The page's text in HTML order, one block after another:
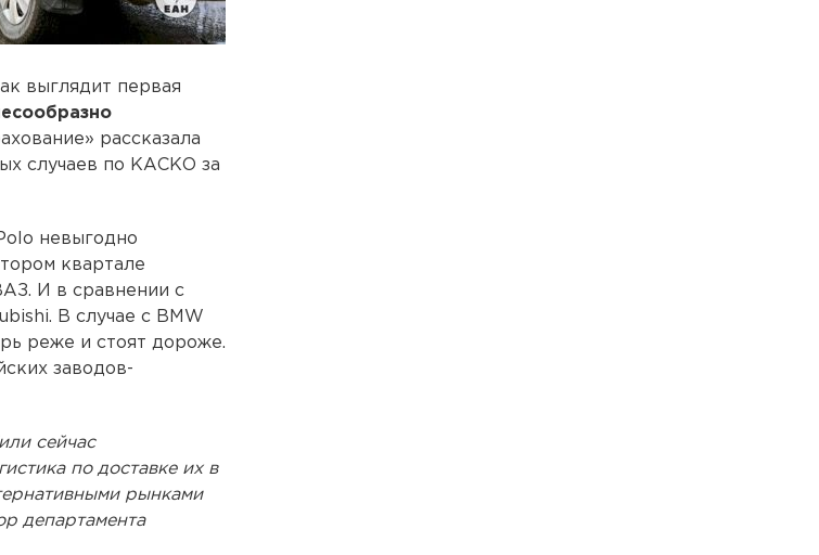
выглядит первая
рассказала
случаев по КАСКО за
невыгодно
квартале
И в сравнении с
В случае с BMW
реже и стоят дороже.
заводов-
сейчас
по доставке их в
рынками
департамента